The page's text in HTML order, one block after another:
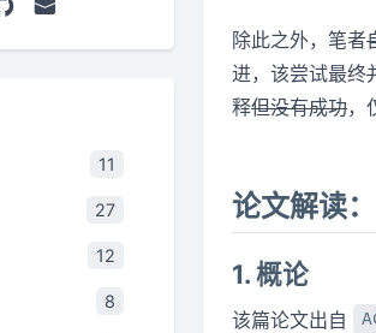
除此之外，笔者
进，该尝试最终
释但没有成功，
论文解读：
1. 概论
该篇论文出自
11
27
12
8